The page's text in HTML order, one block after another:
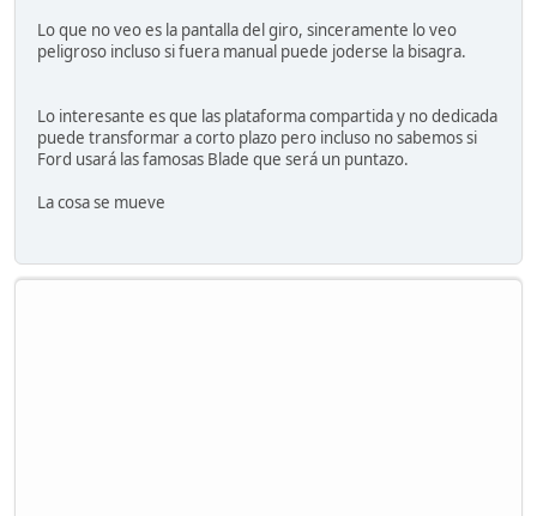
Lo que no veo es la pantalla del giro, sinceramente lo veo
peligroso incluso si fuera manual puede joderse la bisagra.
Lo interesante es que las plataforma compartida y no dedicada
puede transformar a corto plazo pero incluso no sabemos si
Ford usará las famosas Blade que será un puntazo.
La cosa se mueve